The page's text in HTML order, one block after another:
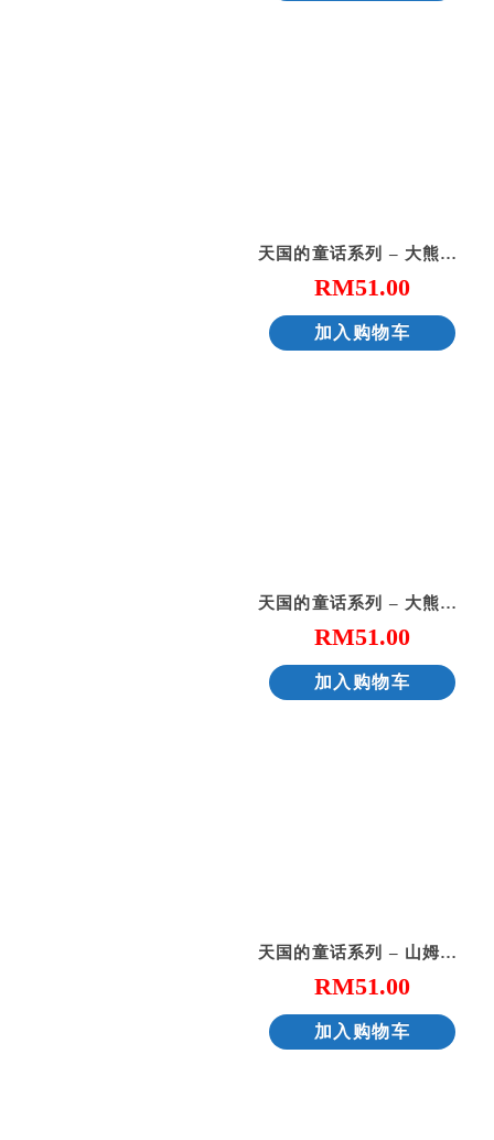
天国的童话系列 – 大熊爵士开新店
RM51.00
加入购物车
天国的童话系列 – 大熊爵士的蜂蜜屋
RM51.00
加入购物车
天国的童话系列 – 山姆大王的宴会
RM51.00
加入购物车